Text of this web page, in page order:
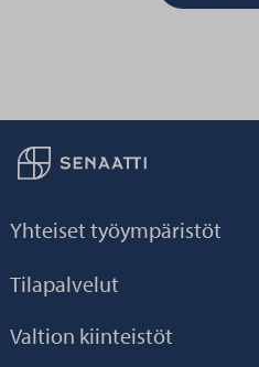
Palaa taikaisin etusivulle
Yhteiset työympäristöt
Tilapalvelut
Valtion kiinteistöt